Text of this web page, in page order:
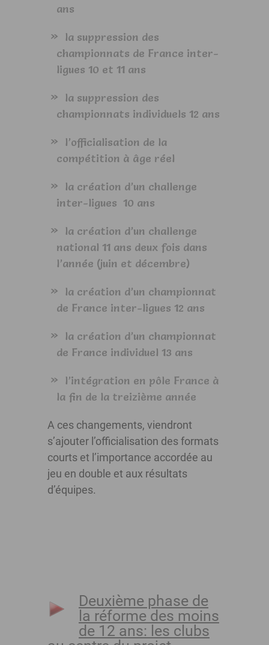
ans
la suppression des
championnats de France inter-
ligues 10 et 11 ans
la suppression des
championnats individuels 12 ans
l’officialisation de la
compétition à âge réel
la création d’un challenge
inter-ligues 10 ans
la création d’un challenge
national 11 ans deux fois dans
l’année (juin et décembre)
la création d’un championnat
de France inter-ligues 12 ans
la création d’un championnat
de France individuel 13 ans
l’intégration en pôle France à
la fin de la treizième année
A ces changements, viendront
s’ajouter l’officialisation des formats
courts et l’importance accordée au
jeu en double et aux résultats
d’équipes.
Deuxième phase de
la réforme des moins
de 12 ans: les clubs